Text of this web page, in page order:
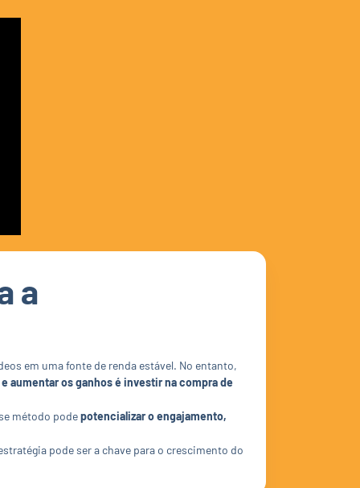
a
em uma fonte de renda estável. No entanto,
aumentar os ganhos é investir na compra de
método podepotencializar o engajamento,
pode ser a chave para o crescimento do